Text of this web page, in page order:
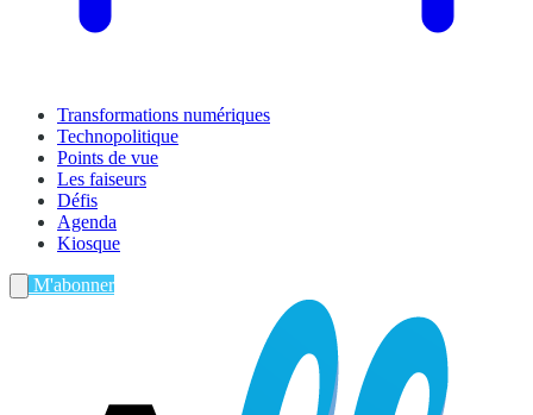
Transformations numériques
Technopolitique
Points de vue
Les faiseurs
Défis
Agenda
Kiosque
M'abonner